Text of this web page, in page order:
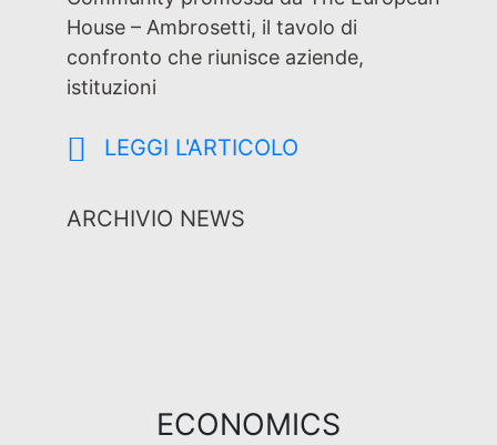
House – Ambrosetti, il tavolo di
confronto che riunisce aziende,
istituzioni
LEGGI L'ARTICOLO
ARCHIVIO NEWS
ECONOMICS